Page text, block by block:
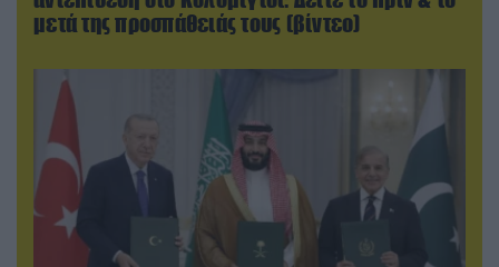
μετά της προσπάθειάς τους (βίντεο)